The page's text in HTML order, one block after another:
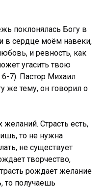
поклонялась Богу в
в сердце моём навеки,
и ревность, как
угасить твою
7). Пастор Михаил
же тему, он говорил о
желаний. Страсть есть,
то не нужна
не существует
творчество,
рождает желание
то получаешь